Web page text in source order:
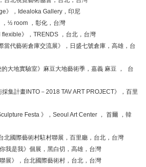
》，Idealoka Gallery，印尼
½ room ，彰化，台灣
》，TRENDS ，台北，台灣
當代藝術倉庫交流展》，日盛七號倉庫，高雄，台
大地實驗室》麻豆大地藝術季，嘉義 麻豆 ， 台
集計畫INTO－2018 TAV ART PROJECT》，百里
Festa 》，Seoul Art Center ， 首爾 ，韓
北國際藝術村駐村聯展，百里廳，台北，台灣
我是我》個展，黑白切，高雄，台灣
展》，台北國際藝術村，台北，台灣